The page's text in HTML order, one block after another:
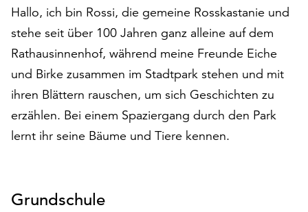
auf
„Alle
akzeptieren“,
um
alle
Cookies
akzeptieren.
Sie
jederzeit
Hallo, ich bin Rossi, die gemeine Rosskastanie und
stehe seit über 100 Jahren ganz alleine auf dem
Rathausinnenhof, während meine Freunde Eiche
und Birke zusammen im Stadtpark stehen und mit
ihren Blättern rauschen, um sich Geschichten zu
erzählen. Bei einem Spaziergang durch den Park
lernt ihr seine Bäume und Tiere kennen.
Grundschule